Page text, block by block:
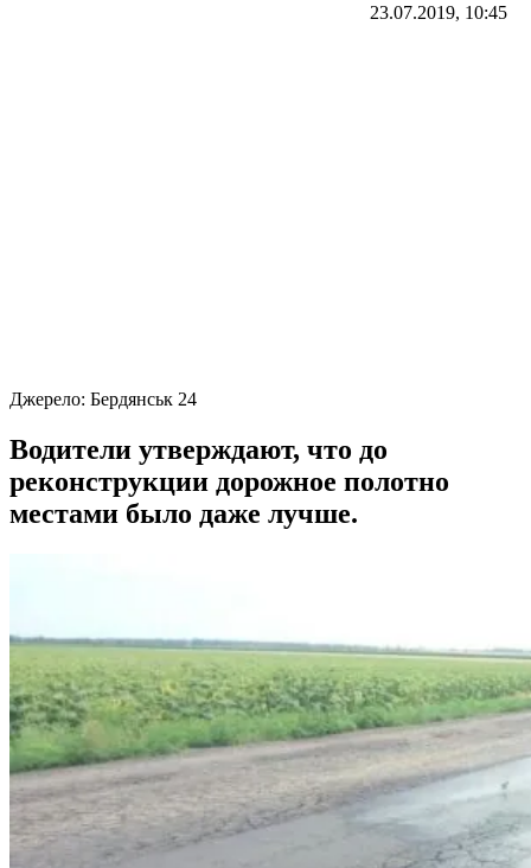
23.07.2019, 10:45
Джерело: Бердянськ 24
Водители утверждают, что до
реконструкции дорожное полотно
местами было даже лучше.